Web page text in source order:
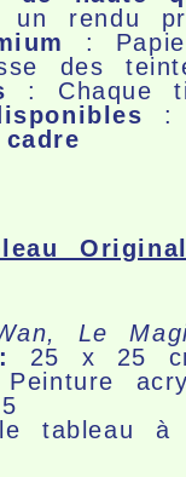
un rendu
:
des
: Chaque
:
Original
Le
25 x 25
Peinture
tableau à